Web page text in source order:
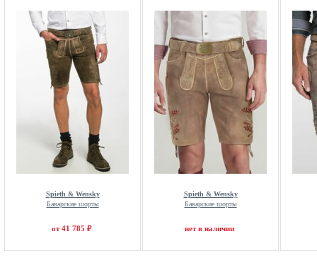
Spieth & Wensky
Баварские шорты
от 41 785 ₽
Spieth & Wensky
Баварские шорты
нет в наличии